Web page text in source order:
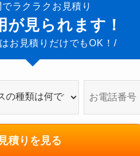
ラクラクお見積り
が見られます！
お見積りだけでもOK！/
積りを見る